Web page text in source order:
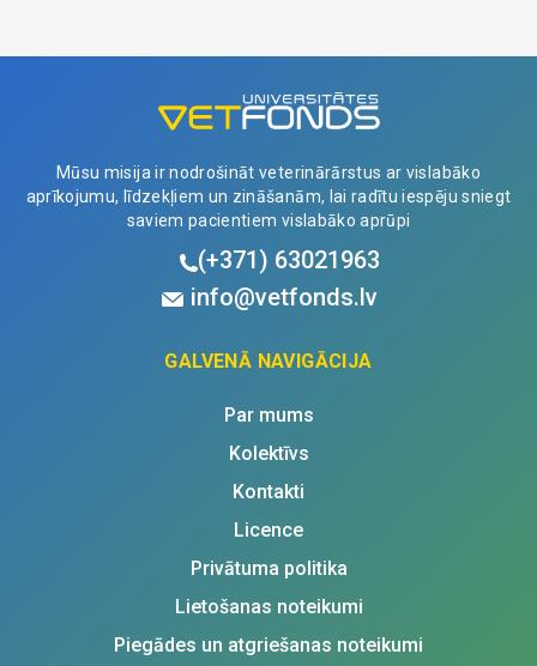
Mūsu misija ir nodrošināt veterinārārstus ar vislabāko
aprīkojumu, līdzekļiem un zināšanām, lai radītu iespēju sniegt
saviem pacientiem vislabāko aprūpi
(+371) 63021963
info@vetfonds.lv
GALVENĀ NAVIGĀCIJA
Par mums
Kolektīvs
Kontakti
Licence
Privātuma politika
Lietošanas noteikumi
Piegādes un atgriešanas noteikumi